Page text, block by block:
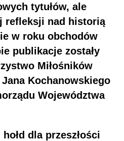
tytułów, ale
refleksji nad historią
w roku obchodów
publikacje zostały
Miłośników
Kochanowskiego
Województwa
dla przeszłości